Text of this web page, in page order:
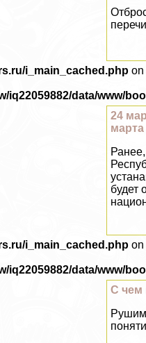
i_main_cached.php on
iq22059882/data/www/
24
марта
будет
i_main_cached.php on
iq22059882/data/www/
С чем